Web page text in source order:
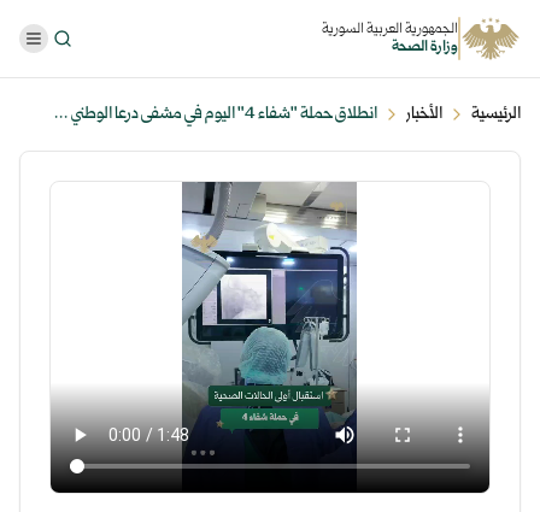
الجمهورية العربية السورية
وزارة الصحة
الرئيسية الأخبار انطلاق حملة "شفاء 4" اليوم في مشفى درعا الوطني ...